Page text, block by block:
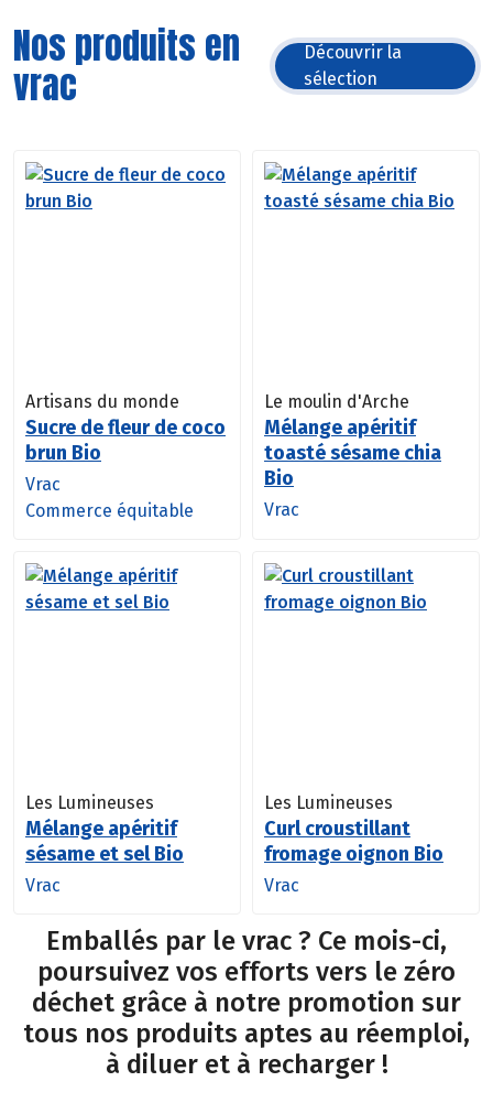
Nos produits en
vrac
Découvrir la
sélection
Artisans du monde
Sucre de fleur de coco
brun Bio
Vrac
Commerce équitable
Le moulin d'Arche
Mélange apéritif
toasté sésame chia
Bio
Vrac
Les Lumineuses
Mélange apéritif
sésame et sel Bio
Vrac
Les Lumineuses
Curl croustillant
fromage oignon Bio
Vrac
Emballés par le vrac ? Ce mois-ci,
poursuivez vos efforts vers le zéro
déchet grâce à notre promotion sur
tous nos produits aptes au réemploi,
à diluer et à recharger !